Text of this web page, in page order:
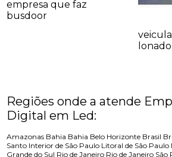
empresa que faz
busdoor
lonado
Regiões onde a atende
Digital em Led:
Amazonas Bahia Bahia Belo Horizonte Brasil
Santo Interior de São Paulo Litoral de São Paulo
Grande do Sul Rio de Janeiro Rio de Janeiro São